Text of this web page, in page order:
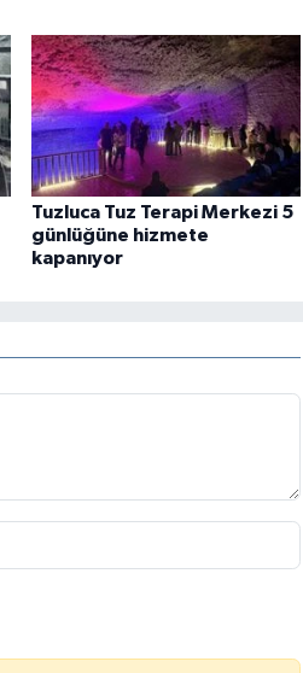
Tuzluca Tuz Terapi Merkezi 5
günlüğüne hizmete
kapanıyor